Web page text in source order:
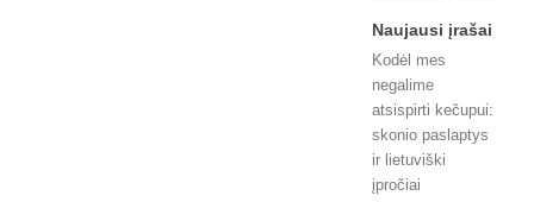
Naujausi įrašai
Kodėl mes
negalime
atsispirti kečupui:
skonio paslaptys
ir lietuviški
įpročiai